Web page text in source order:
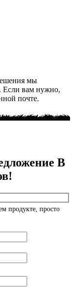
мы
Если вам нужно,
почте.
В
продукте, просто